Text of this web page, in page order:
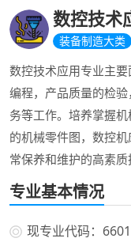
数控技术
装备制造大类
数控技术应用专业主
编程，产品质量的检
务等工作。培养掌握
的机械零件图，数控
常保养和维护的高素质
专业基本情况
现专业代码：